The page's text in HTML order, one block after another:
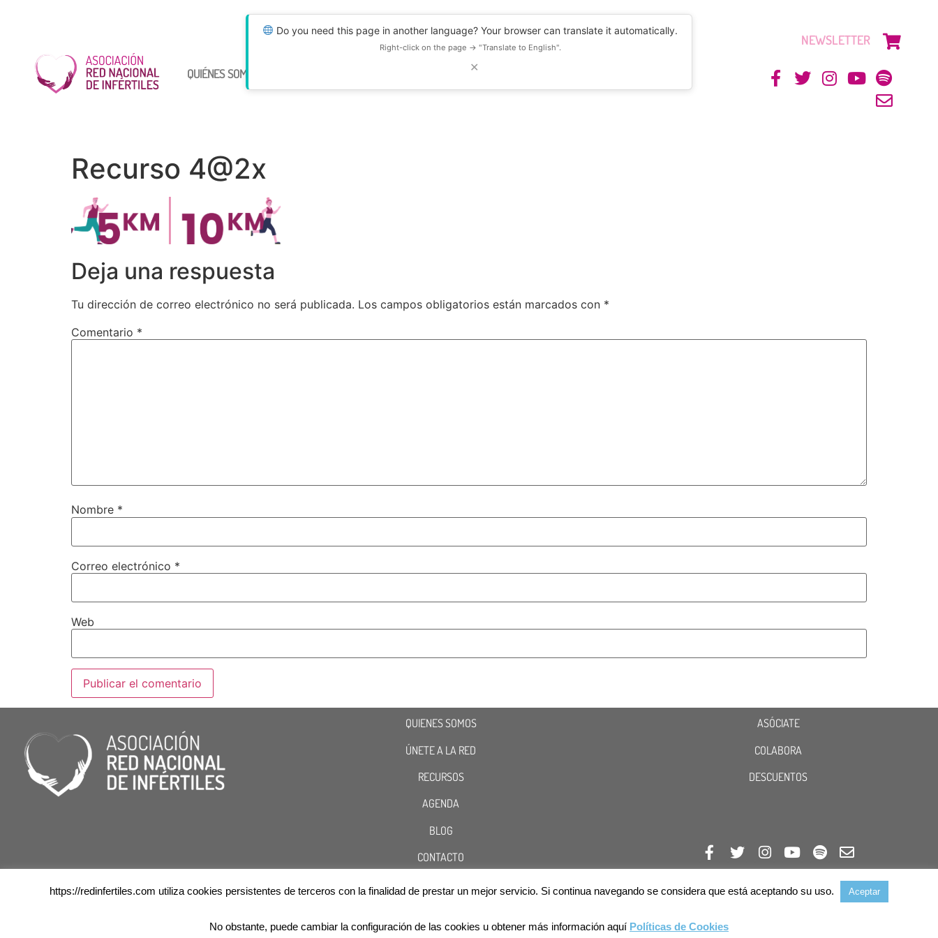
Do you need this page in another language? Your browser can translate it automatically.
Right-click on the page → "Translate to English".
✕
QUIÉNES SOMOS RECURSOS
NEWSLETTER
Recurso 4@2x
Deja una respuesta
Tu dirección de correo electrónico no será publicada. Los campos obligatorios están marcados con *
Comentario *
Nombre *
Correo electrónico *
Web
QUIENES SOMOS
ÚNETE A LA RED
RECURSOS
AGENDA
BLOG
CONTACTO
Cookies Aviso Legal Política de Privacidad
ASÓCIATE
COLABORA
DESCUENTOS
https://redinfertiles.com utiliza cookies persistentes de terceros con la finalidad de prestar un mejor servicio. Si continua navegando se considera que está aceptando su uso. Aceptar
No obstante, puede cambiar la configuración de las cookies u obtener más información aquí Políticas de Cookies